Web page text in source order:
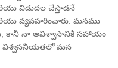
విడుదల చేస్తాడనే
వ్యవహరించారు. మనము
కానీ నా అవిశ్వాసానికి సహాయం
విశ్వసనీయతలో మన